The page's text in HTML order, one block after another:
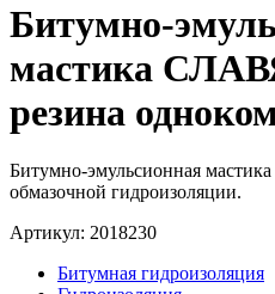
Битумно-
мастика
резина
Битумно-эмульсионная
обмазочной гидроизоляции.
Артикул: 2018230
Битумная гидроизоляция